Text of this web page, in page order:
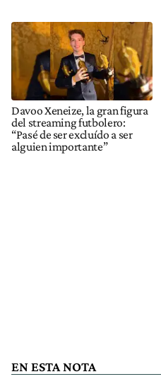
Davoo Xeneize, la gran figura
del streaming futbolero:
“Pasé de ser excluído a ser
alguien importante”
EN ESTA NOTA